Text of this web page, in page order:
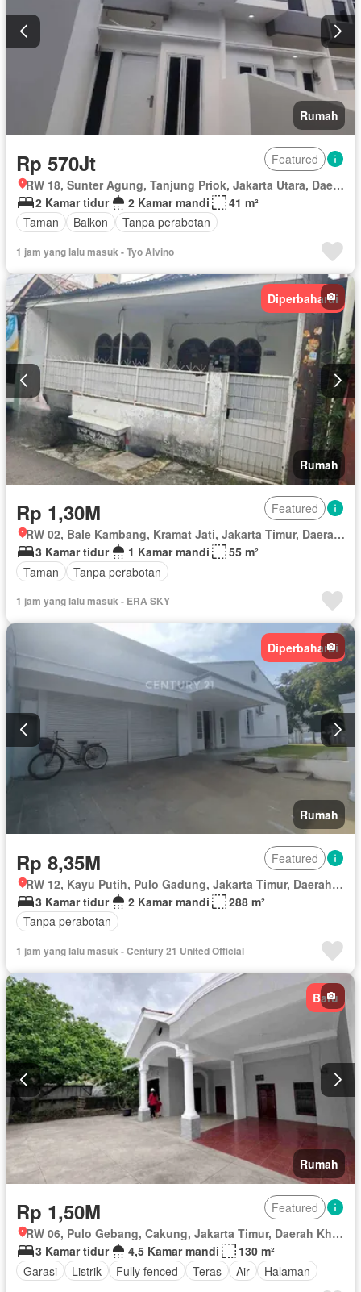
Rumah
Rp 570Jt
Featured
RW 18, Sunter Agung, Tanjung Priok, Jakarta Utara, Daerah Khusus Ibukota Jakarta
2 Kamar tidur
2 Kamar mandi
41 m²
Taman
Balkon Tanpa perabotan
1 jam yang lalu masuk - Tyo Alvino
Diperbaharui
Rumah
Rp 1,30M
Featured
RW 02, Bale Kambang, Kramat Jati, Jakarta Timur, Daerah Khusus Ibukota Jakarta
3 Kamar tidur
1 Kamar mandi
55 m²
Taman
Tanpa perabotan
1 jam yang lalu masuk - ERA SKY
Diperbaharui
Rumah
Rp 8,35M
Featured
RW 12, Kayu Putih, Pulo Gadung, Jakarta Timur, Daerah Khusus Ibukota Jakarta
3 Kamar tidur
2 Kamar mandi
288 m²
Tanpa perabotan
1 jam yang lalu masuk - Century 21 United Official
Baru
Rumah
Rp 1,50M
Featured
RW 06, Pulo Gebang, Cakung, Jakarta Timur, Daerah Khusus Ibukota Jakarta
3 Kamar tidur
4,5 Kamar mandi
130 m²
Garasi
Listrik Fully fenced Teras Air Halaman